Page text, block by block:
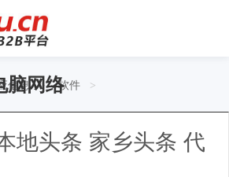
脑网络
信息 > 软件 >
地头条 家乡头条 代